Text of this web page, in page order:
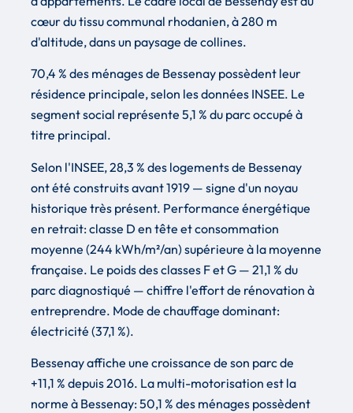
cœur du tissu communal rhodanien, à 280 m
d'altitude, dans un paysage de collines.
70,4 % des ménages de Bessenay possèdent leur
résidence principale, selon les données INSEE. Le
segment social représente 5,1 % du parc occupé à
titre principal.
Selon l'INSEE, 28,3 % des logements de Bessenay
ont été construits avant 1919 — signe d'un noyau
historique très présent. Performance énergétique
en retrait: classe D en tête et consommation
moyenne (244 kWh/m²/an) supérieure à la moyenne
française. Le poids des classes F et G — 21,1 % du
parc diagnostiqué — chiffre l'effort de rénovation à
entreprendre. Mode de chauffage dominant:
électricité (37,1 %).
Bessenay affiche une croissance de son parc de
+11,1 % depuis 2016. La multi-motorisation est la
norme à Bessenay: 50,1 % des ménages possèdent